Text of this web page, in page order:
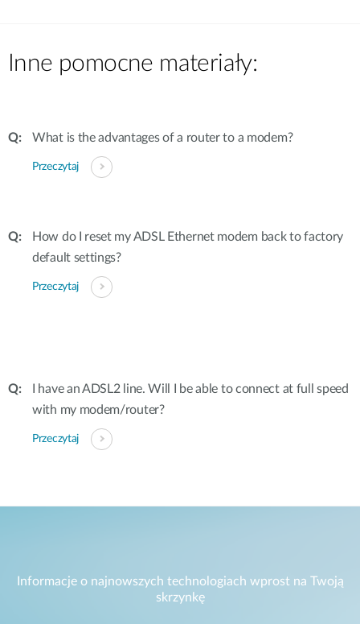
Inne pomocne materiały:
What is the advantages of a router to a modem?
Przeczytaj
How do I reset my ADSL Ethernet modem back to factory
default settings?
Przeczytaj
I have an ADSL2 line. Will I be able to connect at full speed
with my modem/router?
Przeczytaj
Informacje o najnowszych technologiach wprost na Twoją
skrzynkę